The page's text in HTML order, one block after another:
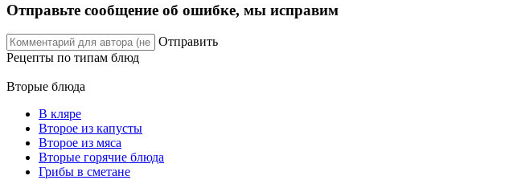
Отправьте сообщение об ошибке, мы исправим
Отправить
Рецепты по типам блюд
Вторые блюда
В кляре
Второе из капусты
Второе из мяса
Вторые горячие блюда
Грибы в сметане